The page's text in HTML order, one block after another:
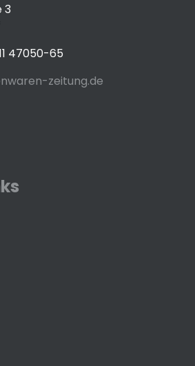
3
47050-65
zeitung.de